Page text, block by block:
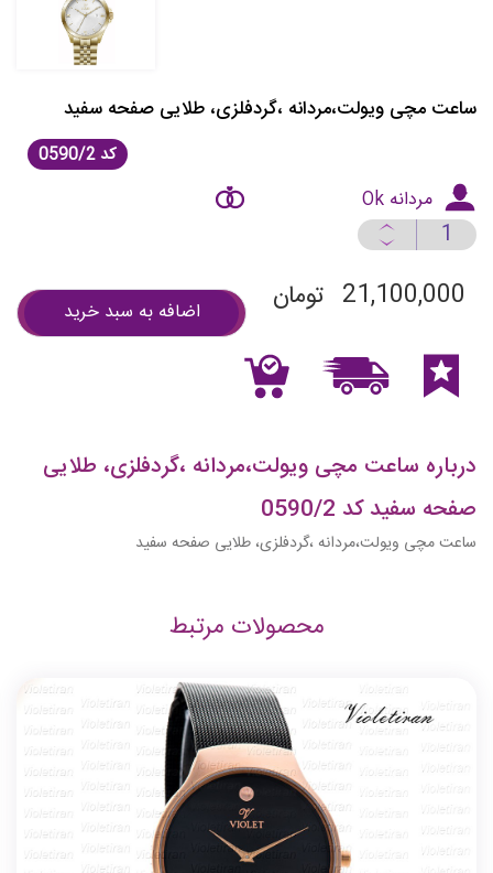
ساعت مچی ویولت،مردانه ،گردفلزی، طلایی صفحه سفید
کد
مردانه Ok
21,100,000 تومان اضافه به سبد خرید
درباره ساعت مچی ویولت،مردانه ،گردفلزی، طلایی
صفحه سفید کد 0590/2
ساعت مچی ویولت،مردانه ،گردفلزی، طلایی صفحه سفید
محصولات مرتبط